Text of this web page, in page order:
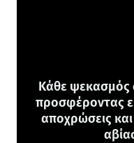
Κάθε ψεκασμός
προσφέροντας
αποχρώσεις